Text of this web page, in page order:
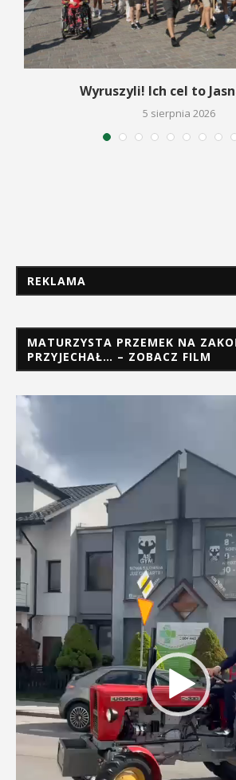
Wyruszyli! Ich cel to
5 sierpnia 2026
REKLAMA
MATURZYSTA PRZEMEK NA
PRZYJECHAŁ… – ZOBACZ FILM
Odtwarzacz